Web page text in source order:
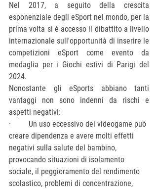
Nel 2017, a seguito della crescita
esponenziale degli eSport nel mondo, per la
prima volta si è accesso il dibattito a livello
internazionale sull'opportunità di inserire le
competizioni eSport come evento da
medaglia per i Giochi estivi di Parigi del
2024.
Nonostante gli eSports abbiano tanti
vantaggi non sono indenni da rischi e
aspetti negativi:
·         Un uso eccessivo dei videogame può
creare dipendenza e avere molti effetti
negativi sulla salute del bambino,
provocando situazioni di isolamento
sociale, il peggioramento del rendimento
scolastico, problemi di concentrazione,